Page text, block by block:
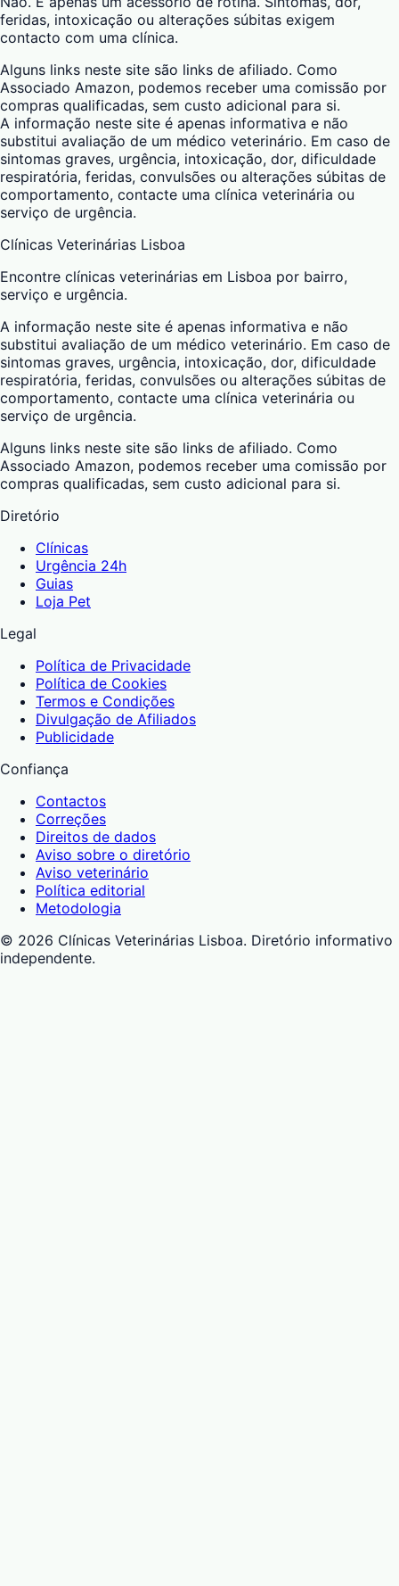
feridas, intoxicação ou alterações súbitas exigem
contacto com uma clínica.
Alguns links neste site são links de afiliado. Como
Associado Amazon, podemos receber uma comissão por
compras qualificadas, sem custo adicional para si.
A informação neste site é apenas informativa e não
substitui avaliação de um médico veterinário. Em caso de
sintomas graves, urgência, intoxicação, dor, dificuldade
respiratória, feridas, convulsões ou alterações súbitas de
comportamento, contacte uma clínica veterinária ou
serviço de urgência.
Clínicas Veterinárias Lisboa
Encontre clínicas veterinárias em Lisboa por bairro,
serviço e urgência.
A informação neste site é apenas informativa e não
substitui avaliação de um médico veterinário. Em caso de
sintomas graves, urgência, intoxicação, dor, dificuldade
respiratória, feridas, convulsões ou alterações súbitas de
comportamento, contacte uma clínica veterinária ou
serviço de urgência.
Alguns links neste site são links de afiliado. Como
Associado Amazon, podemos receber uma comissão por
compras qualificadas, sem custo adicional para si.
Diretório
Clínicas
Urgência 24h
Guias
Loja Pet
Legal
Política de Privacidade
Política de Cookies
Termos e Condições
Divulgação de Afiliados
Publicidade
Confiança
Contactos
Correções
Direitos de dados
Aviso sobre o diretório
Aviso veterinário
Política editorial
Metodologia
© 2026 Clínicas Veterinárias Lisboa. Diretório informativo
independente.